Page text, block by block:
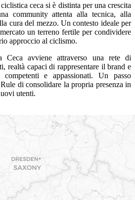
ceca si è distinta per una crescita
community attenta alla tecnica, alla
cura del mezzo. Un contesto ideale per
un terreno fertile per condividere
approccio al ciclismo.
Ceca avviene attraverso una rete di
realtà capaci di rappresentare il brand e
e appassionati. Un passo
di consolidare la propria presenza in
utenti.